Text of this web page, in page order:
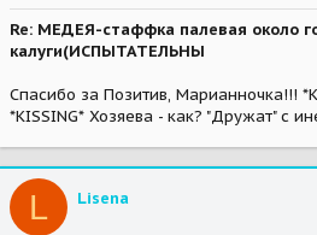
Re: МЕДЕЯ-стаффка палевая около
калуги(ИСПЫТАТЕЛЬНЫ
Спасибо за Позитив, Марианночка!!!
*KISSING* Хозяева - как? "Дружат" с
L Lisena